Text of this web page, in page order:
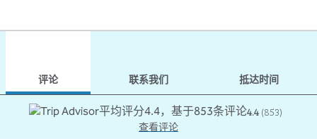
评论 联系我们 抵达时间
4.4(853)
查看评论